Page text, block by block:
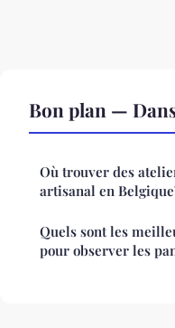
Bon plan —
Où trouver des
artisanal en
Quels sont les
pour observer les